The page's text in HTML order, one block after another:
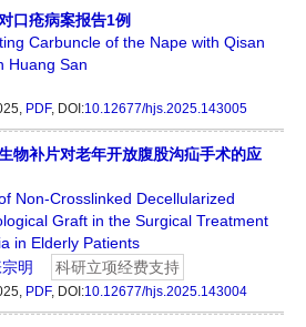
口疮病案报告1例
Carbuncle of the Nape with Qisan
Huang San
PDF, DOI:10.12677/hjs.2025.143005
物补片对老年开放腹股沟疝手术的应
Non-Crosslinked Decellularized
Graft in the Surgical Treatment
in Elderly Patients
明 科研立项经费支持
PDF, DOI:10.12677/hjs.2025.143004